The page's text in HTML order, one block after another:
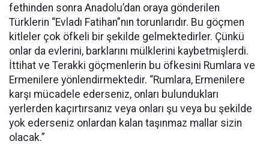
fethinden sonra Anadolu’dan oraya gönderilen
Türklerin “Evladı Fatihan”nın torunlarıdır. Bu göçmen
kitleler çok öfkeli bir şekilde gelmektedirler. Çünkü
onlar da evlerini, barklarını mülklerini kaybetmişlerdi.
İttihat ve Terakki göçmenlerin bu öfkesini Rumlara ve
Ermenilere yönlendirmektedir. “Rumlara, Ermenilere
karşı mücadele ederseniz, onları bulundukları
yerlerden kaçırtırsanız veya onları şu veya bu şekilde
yok ederseniz onlardan kalan taşınmaz mallar sizin
olacak.”